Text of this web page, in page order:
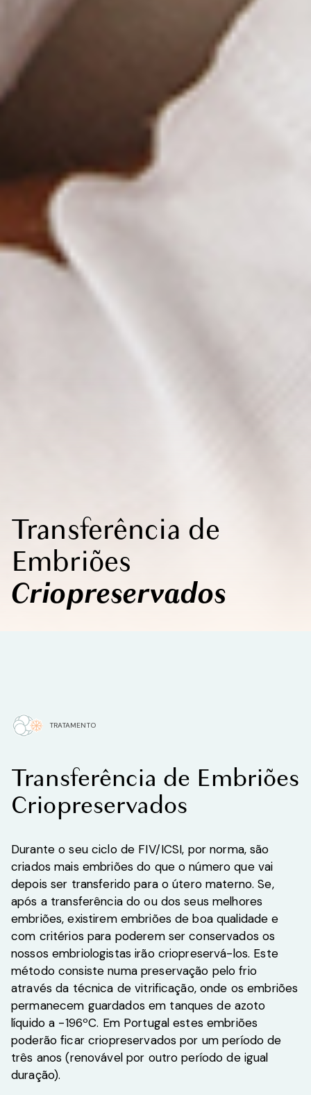
Transferência de
Embriões
Criopreservados
TRATAMENTO
Transferência de Embriões
Criopreservados
Durante o seu ciclo de FIV/ICSI, por norma, são
criados mais embriões do que o número que vai
depois ser transferido para o útero materno. Se,
após a transferência do ou dos seus melhores
embriões, existirem embriões de boa qualidade e
com critérios para poderem ser conservados os
nossos embriologistas irão criopreservá-los. Este
método consiste numa preservação pelo frio
através da técnica de vitrificação, onde os embriões
permanecem guardados em tanques de azoto
líquido a -196ºC. Em Portugal estes embriões
poderão ficar criopreservados por um período de
três anos (renovável por outro período de igual
duração).